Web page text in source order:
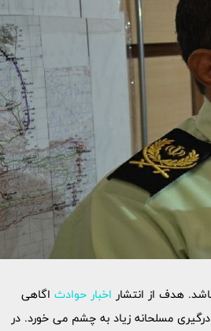
هدف از انتشار اخبار حوادث اگاهی
مسلحانه زیاد به چشم می خورد. در